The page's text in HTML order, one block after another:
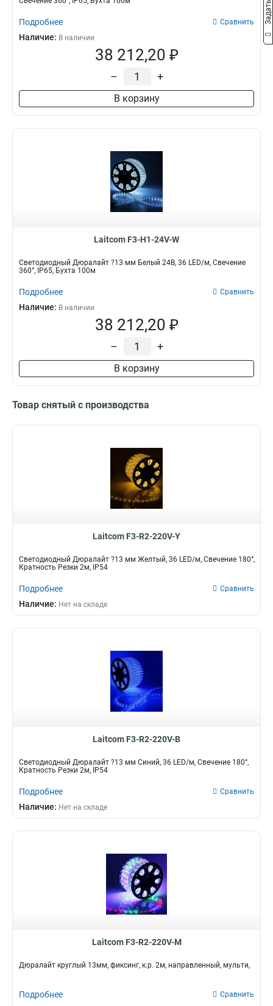
Подробнее Сравнить
Наличие: В наличии
38 212,20 ₽
– +
В корзину
Laitcom F3-H1-24V-W
Светодиодный Дюралайт ?13 мм Белый 24В, 36 LED/м, Свечение
360°, IP65, Бухта 100м
Подробнее Сравнить
Наличие: В наличии
38 212,20 ₽
– +
В корзину
Товар снятый с производства
Laitcom F3-R2-220V-Y
Светодиодный Дюралайт ?13 мм Желтый, 36 LED/м, Свечение 180°,
Кратность Резки 2м, IP54
Подробнее Сравнить
Наличие: Нет на складе
Laitcom F3-R2-220V-B
Светодиодный Дюралайт ?13 мм Синий, 36 LED/м, Свечение 180°,
Кратность Резки 2м, IP54
Подробнее Сравнить
Наличие: Нет на складе
Laitcom F3-R2-220V-M
Дюралайт круглый 13мм, фиксинг, к.р. 2м, направленный, мульти,
Подробнее Сравнить